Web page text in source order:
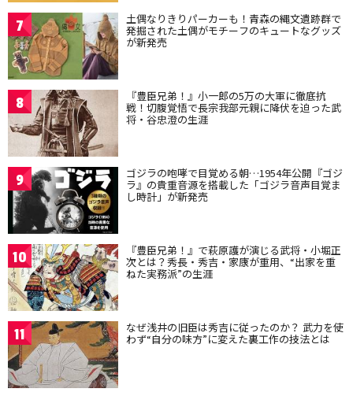
7 土偶なりきりパーカーも！青森の縄文遺跡群で
発掘された土偶がモチーフのキュートなグッズ
が新発売
8 『豊臣兄弟！』小一郎の5万の大軍に徹底抗
戦！切腹覚悟で長宗我部元親に降伏を迫った武
将・谷忠澄の生涯
9 ゴジラの咆哮で目覚める朝…1954年公開『ゴジ
ラ』の貴重音源を搭載した「ゴジラ音声目覚ま
し時計」が新発売
10 『豊臣兄弟！』で萩原護が演じる武将・小堀正
次とは？秀長・秀吉・家康が重用、“出家を重
ねた実務派”の生涯
11 なぜ浅井の旧臣は秀吉に従ったのか？ 武力を使
わず“自分の味方”に変えた裏工作の技法とは